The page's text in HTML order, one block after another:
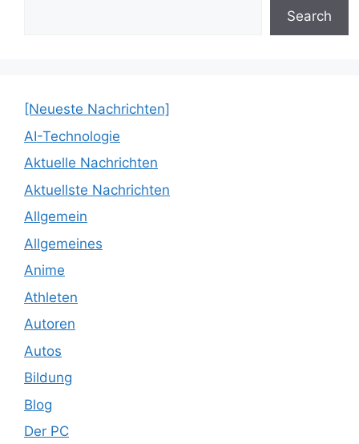
Search
[Neueste Nachrichten]
AI-Technologie
Aktuelle Nachrichten
Aktuellste Nachrichten
Allgemein
Allgemeines
Anime
Athleten
Autoren
Autos
Bildung
Blog
Der PC